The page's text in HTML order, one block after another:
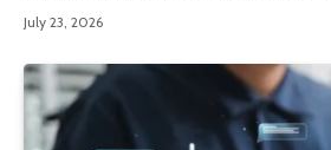
July 23, 2026